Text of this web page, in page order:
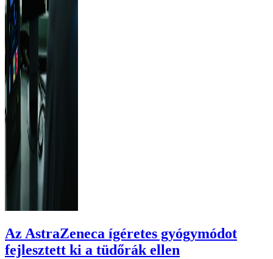
Az AstraZeneca ígéretes gyógymódot
fejlesztett ki a tüdőrák ellen